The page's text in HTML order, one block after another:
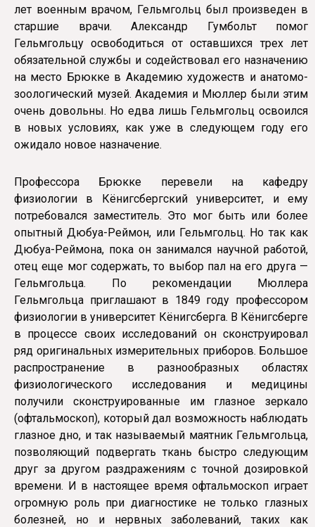
лет военным врачом, Гельмгольц был произведен в
старшие врачи. Александр Гумбольт помог
Гельмгольцу освободиться от оставшихся трех лет
обязательной службы и содействовал его назначению
на место Брюкке в Академию художеств и анатомо-
зоологический музей. Академия и Мюллер были этим
очень довольны. Но едва лишь Гельмгольц освоился
в новых условиях, как уже в следующем году его
ожидало новое назначение.
Профессора Брюкке перевели на кафедру
физиологии в Кёнигсбергский университет, и ему
потребовался заместитель. Это мог быть или более
опытный Дюбуа-Реймон, или Гельмгольц. Но так как
Дюбуа-Реймона, пока он занимался научной работой,
отец еще мог содержать, то выбор пал на его друга —
Гельмгольца. По рекомендации Мюллера
Гельмгольца приглашают в 1849 году профессором
физиологии в университет Кёнигсберга. В Кёнигсберге
в процессе своих исследований он сконструировал
ряд оригинальных измерительных приборов. Большое
распространение в разнообразных областях
физиологического исследования и медицины
получили сконструированные им глазное зеркало
(офтальмоскоп), который дал возможность наблюдать
глазное дно, и так называемый маятник Гельмгольца,
позволяющий подвергать ткань быстро следующим
друг за другом раздражениям с точной дозировкой
времени. И в настоящее время офтальмоскоп играет
огромную роль при диагностике не только глазных
болезней, но и нервных заболеваний, таких как